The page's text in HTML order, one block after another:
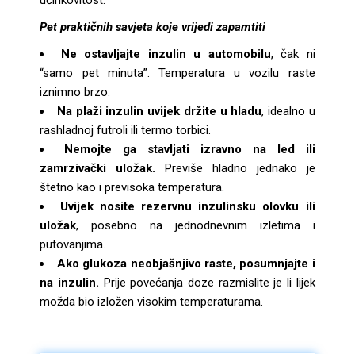
Pet praktičnih savjeta koje vrijedi zapamtiti
Ne ostavljajte inzulin u automobilu, čak ni
“samo pet minuta”. Temperatura u vozilu raste
iznimno brzo.
Na plaži inzulin uvijek držite u hladu, idealno u
rashladnoj futroli ili termo torbici.
Nemojte ga stavljati izravno na led ili
zamrzivački uložak. Previše hladno jednako je
štetno kao i previsoka temperatura.
Uvijek nosite rezervnu inzulinsku olovku ili
uložak, posebno na jednodnevnim izletima i
putovanjima.
Ako glukoza neobjašnjivo raste, posumnjajte i
na inzulin. Prije povećanja doze razmislite je li lijek
možda bio izložen visokim temperaturama.